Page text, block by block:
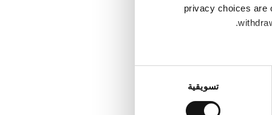
privacy choices are
Collect
Find out
تسويقية